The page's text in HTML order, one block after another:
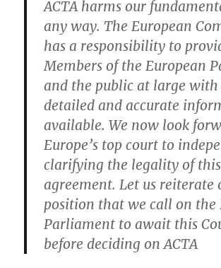
ACTA harms our
any way. The European
has a responsibility to
Members of the European
and the public at large
detailed and accurate
available. We now look
Europe’s top court to
clarifying the legality of this
agreement. Let us reiterate
position that we call on the
Parliament to await this
before deciding on ACTA